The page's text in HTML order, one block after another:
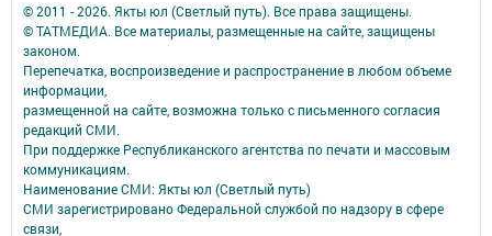
© 2011 - 2026. Якты юл (Светлый путь). Все права защищены.
© ТАТМЕДИА. Все материалы, размещенные на сайте, защищены
законом.
Перепечатка, воспроизведение и распространение в любом объеме
информации,
размещенной на сайте, возможна только с письменного согласия
редакций СМИ.
При поддержке Республиканского агентства по печати и массовым
коммуникациям.
Наименование СМИ: Якты юл (Светлый путь)
СМИ зарегистрировано Федеральной службой по надзору в сфере
связи,